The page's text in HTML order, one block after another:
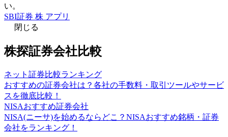
い。
SBI証券 株 アプリ
閉じる
株探証券会社比較
ネット証券比較ランキング
おすすめの証券会社は？各社の手数料・取引ツールやサービ
スを徹底比較！
NISAおすすめ証券会社
NISA(ニーサ)を始めるならどこ？NISAおすすめ銘柄・証券
会社をランキング！